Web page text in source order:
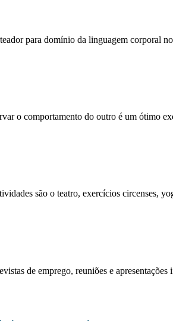
para domínio da linguagem corporal
o comportamento do outro é um ótimo
são o teatro, exercícios circenses,
de emprego, reuniões e apresentações